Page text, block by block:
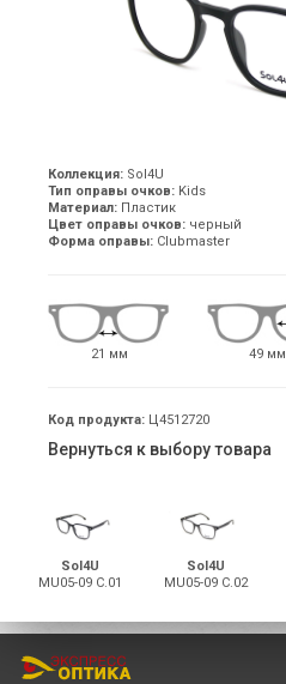
Коллекция: Sol4U
Тип оправы очков: Kids
Материал: Пластик
Цвет оправы очков: черный
Форма оправы: Clubmaster
21 мм 49 мм
Код продукта: Ц4512720
Вернуться к выбору товара
Sol4U
MU05-09 C.01
Sol4U
MU05-09 C.02